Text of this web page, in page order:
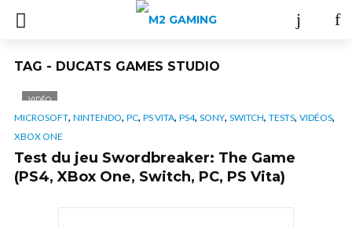
TAG - DUCATS GAMES STUDIO
VIDÉO
MICROSOFT, NINTENDO, PC, PS VITA, PS4, SONY, SWITCH, TESTS, VIDÉOS,
XBOX ONE
Test du jeu Swordbreaker: The Game
(PS4, XBox One, Switch, PC, PS Vita)